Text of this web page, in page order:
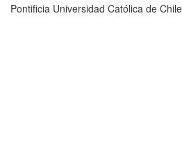
Pontificia Universidad Católica de